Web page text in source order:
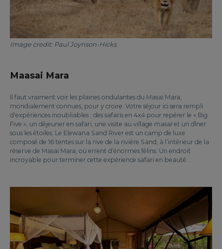
Image credit: Paul Joynson-Hicks
Maasai Mara
Il faut vraiment voir les plaines ondulantes du Masaï Mara,
mondialement connues, pour y croire. Votre séjour ici sera rempli
d'expériences inoubliables : des safaris en 4x4 pour repérer le « Big
Five », un déjeuner en safari, une visite au village masaï et un dîner
sous les étoiles. Le Elewana Sand River est un camp de luxe
composé de 16 tentes sur la rive de la rivière Sand, à l’intérieur de la
réserve de Masaï Mara, où errent d’énormes félins. Un endroit
incroyable pour terminer cette expérience safari en beauté.